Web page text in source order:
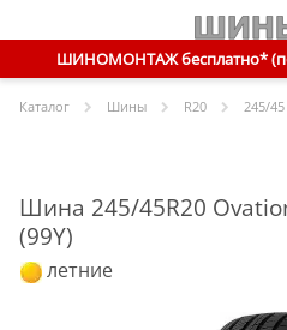
ШИНОМОНТАЖ бесплатно*
Каталог Шины R20 245/
Шина 245/45R20
(99Y)
летние